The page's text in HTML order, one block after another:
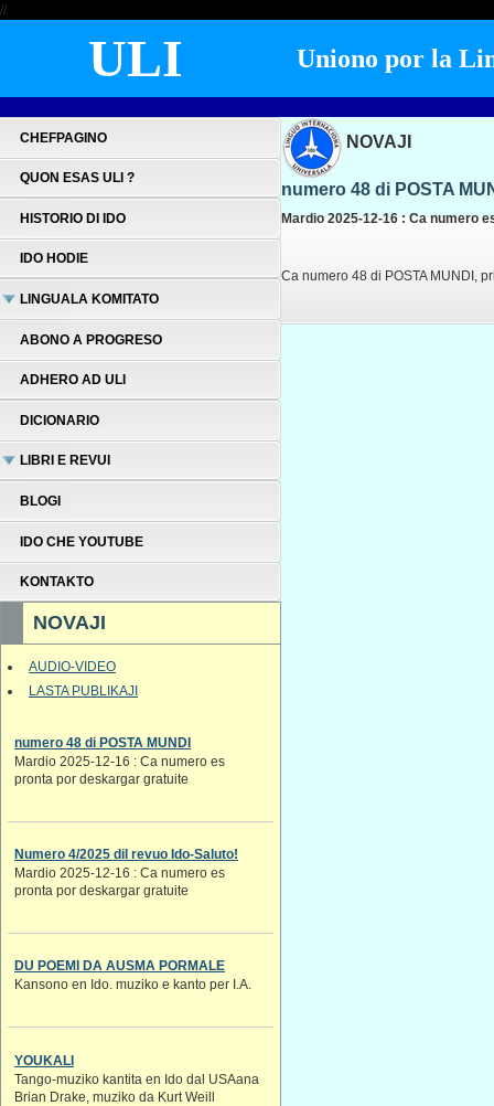
//
ULI Uniono por la
CHEFPAGINO
QUON ESAS ULI ?
HISTORIO DI IDO
IDO HODIE
LINGUALA KOMITATO
ABONO A PROGRESO
ADHERO AD ULI
DICIONARIO
LIBRI E REVUI
BLOGI
IDO CHE YOUTUBE
KONTAKTO
NOVAJI
AUDIO-VIDEO
LASTA PUBLIKAJI
numero 48 di POSTA MUNDI
Mardio 2025-12-16 : Ca numero es
pronta por deskargar gratuite
Numero 4/2025 dil revuo Ido-Saluto!
Mardio 2025-12-16 : Ca numero es
pronta por deskargar gratuite
DU POEMI DA AUSMA PORMALE
Kansono en Ido. muziko e kanto per I.A.
YOUKALI
Tango-muziko kantita en Ido dal USAana
Brian Drake, muziko da Kurt Weill
NOVAJI
numero 48 di POSTA
Mardio 2025-12-16 : Ca numero
Ca numero 48 di POSTA MUNDI,